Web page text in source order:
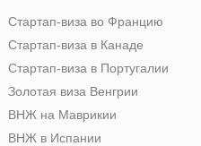
Стартап-виза во Францию
Стартап-виза в Канаде
Стартап-виза в Португалии
Золотая виза Венгрии
ВНЖ на Маврикии
ВНЖ в Испании